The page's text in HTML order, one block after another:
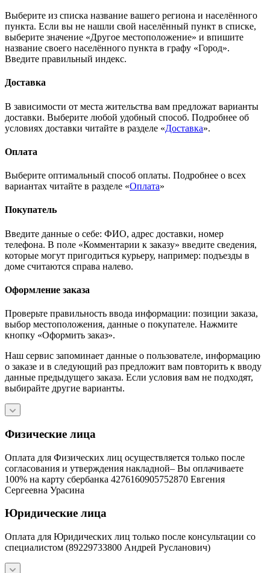
Выберите из списка название вашего региона и населённого
пункта. Если вы не нашли свой населённый пункт в списке,
выберите значение «Другое местоположение» и впишите
название своего населённого пункта в графу «Город».
Введите правильный индекс.
Доставка
В зависимости от места жительства вам предложат варианты
доставки. Выберите любой удобный способ. Подробнее об
условиях доставки читайте в разделе «Доставка».
Оплата
Выберите оптимальный способ оплаты. Подробнее о всех
вариантах читайте в разделе «Оплата»
Покупатель
Введите данные о себе: ФИО, адрес доставки, номер
телефона. В поле «Комментарии к заказу» введите сведения,
которые могут пригодиться курьеру, например: подъезды в
доме считаются справа налево.
Оформление заказа
Проверьте правильность ввода информации: позиции заказа,
выбор местоположения, данные о покупателе. Нажмите
кнопку «Оформить заказ».
Наш сервис запоминает данные о пользователе, информацию
о заказе и в следующий раз предложит вам повторить к вводу
данные предыдущего заказа. Если условия вам не подходят,
выбирайте другие варианты.
Физические лица
Оплата для Физических лиц осуществляется только после
согласования и утверждения накладной– Вы оплачиваете
100% на карту сбербанка 4276160905752870 Евгения
Сергеевна Урасина
Юридические лица
Оплата для Юридических лиц только после консультации со
специалистом (89229733800 Андрей Русланович)